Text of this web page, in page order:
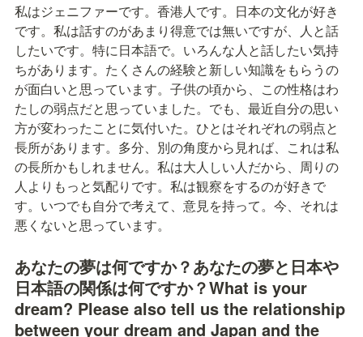
私はジェニファーです。香港人です。日本の文化が好き
です。私は話すのがあまり得意では無いですが、人と話
したいです。特に日本語で。いろんな人と話したい気持
ちがあります。たくさんの経験と新しい知識をもらうの
が面白いと思っています。子供の頃から、この性格はわ
たしの弱点だと思っていました。でも、最近自分の思い
方が変わったことに気付いた。ひとはそれぞれの弱点と
長所があります。多分、別の角度から見れば、これは私
の長所かもしれません。私は大人しい人だから、周りの
人よりもっと気配りです。私は観察をするのが好きで
す。いつでも自分で考えて、意見を持って。今、それは
悪くないと思っています。
あなたの夢は何ですか？あなたの夢と日本や
日本語の関係は何ですか？What is your
dream? Please also tell us the relationship
between your dream and Japan and the